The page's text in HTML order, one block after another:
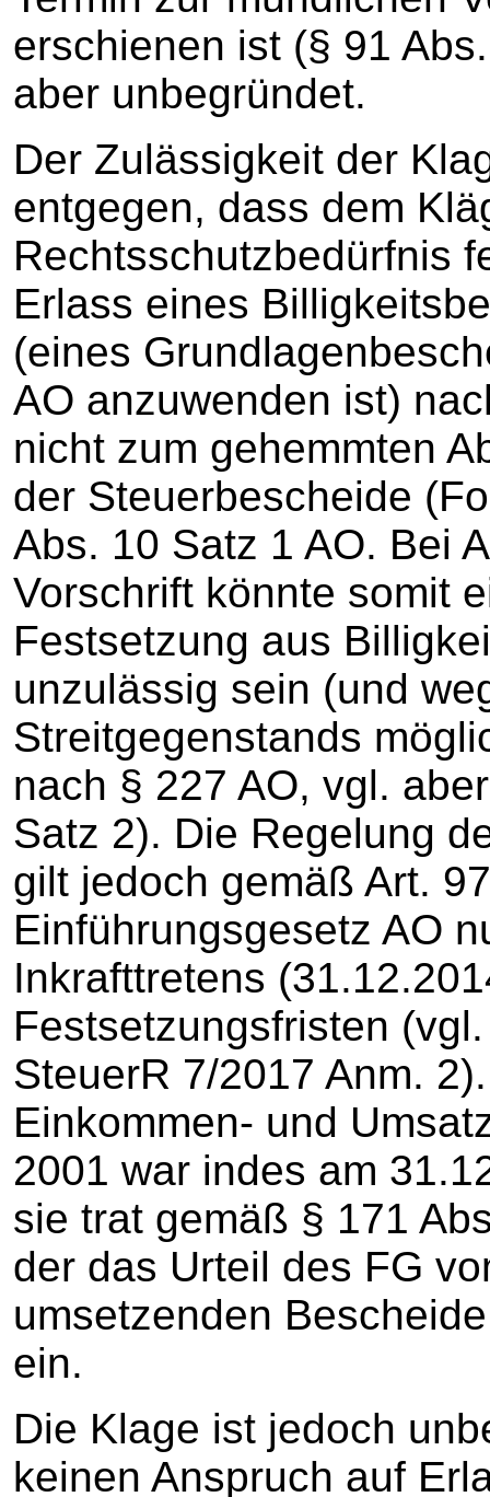
erschienen ist (§ 91
aber unbegründet.
Der Zulässigkeit der
entgegen, dass dem
Rechtsschutzbedürfnis
Erlass eines
(eines
AO anzuwenden ist)
nicht zum gehemmten
der Steuerbescheide
Abs. 10 Satz 1 AO. Bei
Vorschrift könnte somit
Festsetzung aus
unzulässig sein (und
Streitgegenstands
nach § 227 AO, vgl.
Satz 2). Die Regelung
gilt jedoch gemäß Art.
Einführungsgesetz AO
Inkrafttretens
Festsetzungsfristen
SteuerR 7/2017 Anm.
Einkommen- und
2001 war indes am
sie trat gemäß § 171
der das Urteil des FG
umsetzenden
ein.
Die Klage ist jedoch
keinen Anspruch auf